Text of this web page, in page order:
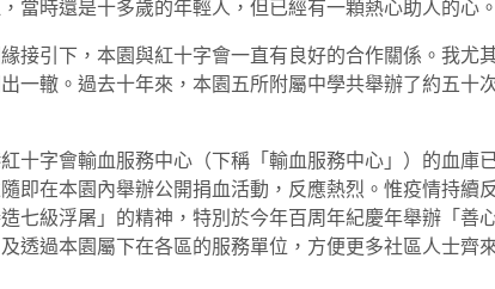
當時還是十多歲的年輕人，但已經有一顆熱心助人的心。
接引下，本園與紅十字會一直有良好的合作關係。我
一轍。過去十年來，本園五所附屬中學共舉辦了約五
十字會輸血服務中心（下稱「輸血服務中心」）的血
即在本園內舉辦公開捐血活動，反應熱烈。惟疫情持
造七級浮屠」的精神，特別於今年百周年紀慶年舉辦「
透過本園屬下在各區的服務單位，方便更多社區人士